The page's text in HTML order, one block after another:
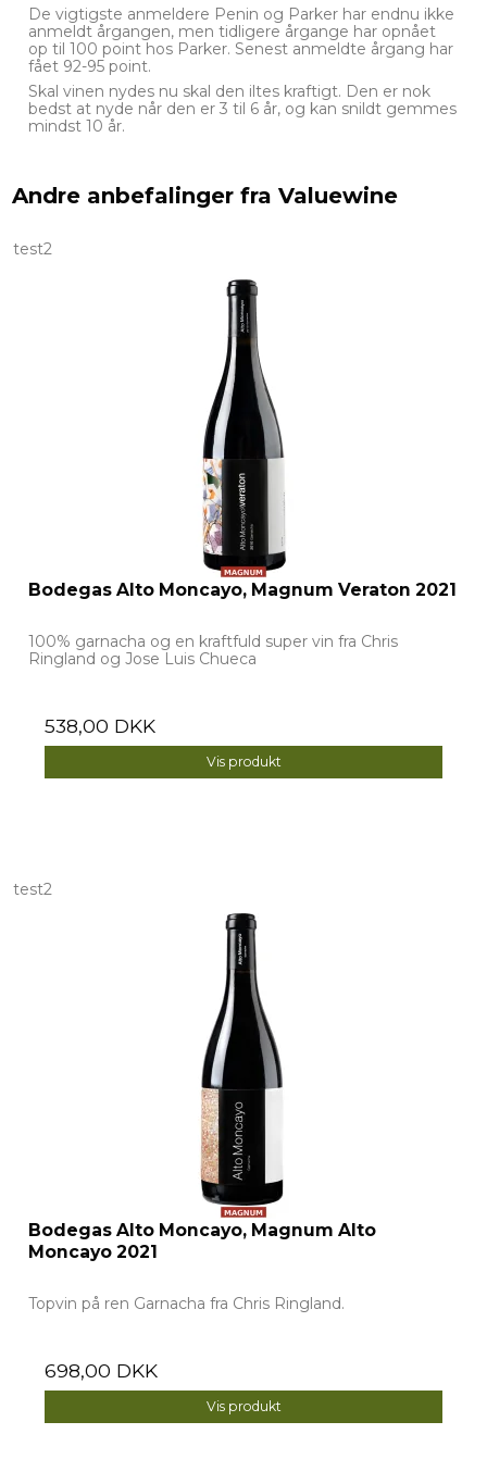
De vigtigste anmeldere Penin og Parker har endnu ikke
anmeldt årgangen, men tidligere årgange har opnået
op til 100 point hos Parker. Senest anmeldte årgang har
fået 92-95 point.
Skal vinen nydes nu skal den iltes kraftigt. Den er nok
bedst at nyde når den er 3 til 6 år, og kan snildt gemmes
mindst 10 år.
Andre anbefalinger fra Valuewine
test2
Bodegas Alto Moncayo, Magnum Veraton 2021
100% garnacha og en kraftfuld super vin fra Chris
Ringland og Jose Luis Chueca
538,00 DKK
Vis produkt
test2
Bodegas Alto Moncayo, Magnum Alto
Moncayo 2021
Topvin på ren Garnacha fra Chris Ringland.
698,00 DKK
Vis produkt